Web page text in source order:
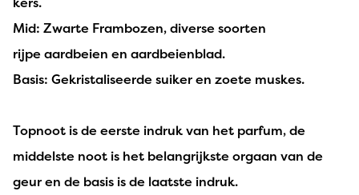
Mid: Zwarte Frambozen, diverse soorten
rijpe aardbeien en aardbeienblad.
Basis: Gekristaliseerde suiker en zoete muskes.
Topnoot is de eerste indruk van het parfum, de
middelste noot is het belangrijkste orgaan van de
geur en de basis is de laatste indruk.